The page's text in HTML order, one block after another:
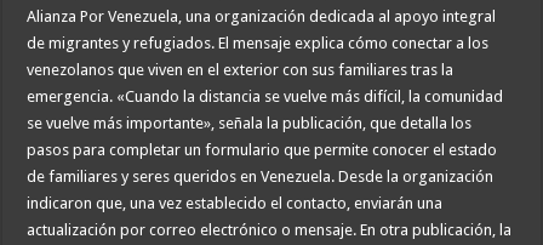
Alianza Por Venezuela, una organización dedicada al apoyo integral
de migrantes y refugiados. El mensaje explica cómo conectar a los
venezolanos que viven en el exterior con sus familiares tras la
emergencia. «Cuando la distancia se vuelve más difícil, la comunidad
se vuelve más importante», señala la publicación, que detalla los
pasos para completar un formulario que permite conocer el estado
de familiares y seres queridos en Venezuela. Desde la organización
indicaron que, una vez establecido el contacto, enviarán una
actualización por correo electrónico o mensaje. En otra publicación, la